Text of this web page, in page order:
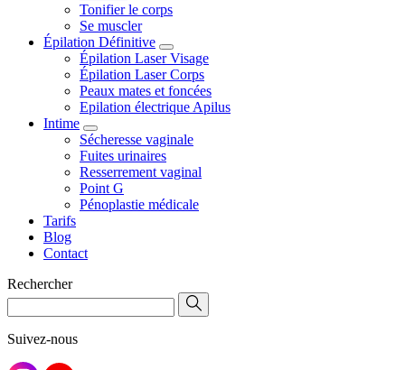
Tonifier le corps
Se muscler
Épilation Définitive
Épilation Laser Visage
Épilation Laser Corps
Peaux mates et foncées
Epilation électrique Apilus
Intime
Sécheresse vaginale
Fuites urinaires
Resserrement vaginal
Point G
Pénoplastie médicale
Tarifs
Blog
Contact
Rechercher
Suivez-nous